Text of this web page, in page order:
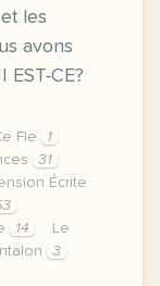
les
avons
EST-CE?
Fle
1
31
Écrite
14
Le
3